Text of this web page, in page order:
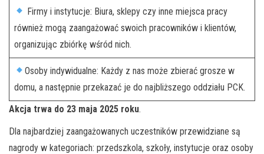
Firmy i instytucje: Biura, sklepy czy inne miejsca pracy
również mogą zaangażować swoich pracowników i klientów,
organizując zbiórkę wśród nich.
Osoby indywidualne: Każdy z nas może zbierać grosze w
domu, a następnie przekazać je do najbliższego oddziału PCK.
Akcja trwa do 23 maja 2025 roku.
Dla najbardziej zaangażowanych uczestników przewidziane są
nagrody w kategoriach: przedszkola, szkoły, instytucje oraz osoby